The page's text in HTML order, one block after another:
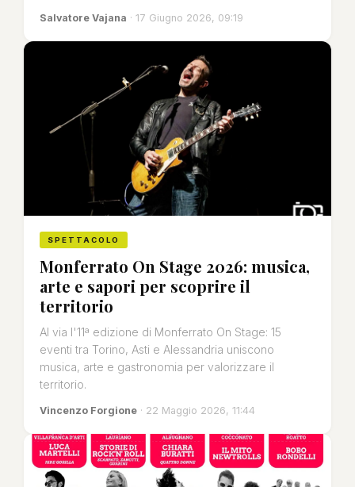
Salvatore Vajana · 17 Giugno 2026, 09:19
SPETTACOLO
Monferrato On Stage 2026: musica,
arte e sapori per scoprire il
territorio
Al via l'11ª edizione di Monferrato On Stage: 15
eventi tra Torino, Asti e Alessandria uniscono
musica, arte e gastronomia per valorizzare il
territorio.
Vincenzo Forgione · 22 Maggio 2026, 11:44